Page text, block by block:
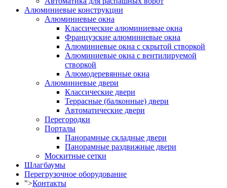
Алюминиевые конструкции
Алюминиевые окна
Классические алюминиевые окна
Французские алюминиевые окна
Алюминиевые окна с скрытой створкой
Алюминиевые окна с вентилируемой
створкой
Алюмодеревянные окна
Алюминиевые двери
Классические двери
Террасные (балконные) двери
Автоматические двери
Перегородки
Порталы
Панорамные складные двери
Панорамные раздвижные двери
Москитные сетки
Шлагбаумы
Перегрузочное оборудование
">Контакты